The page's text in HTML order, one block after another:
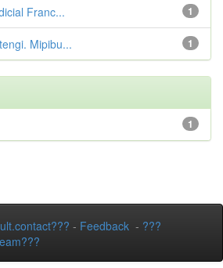
1
Franc...
1
Mipibu...
1
- Feedback - ???